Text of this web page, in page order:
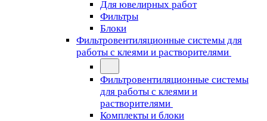
Для ювелирных работ
Фильтры
Блоки
Фильтровентиляционные системы для
работы с клеями и растворителями
Фильтровентиляционные системы
для работы с клеями и
растворителями
Комплекты и блоки